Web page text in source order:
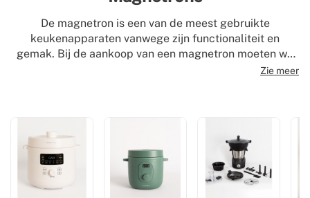
De magnetron is een van de meest gebruikte
keukenapparaten vanwege zijn functionaliteit en
gemak. Bij de aankoop van een magnetron moeten we
kijken naar de capaciteit, of we nu de voorkeur geven
Zie meer